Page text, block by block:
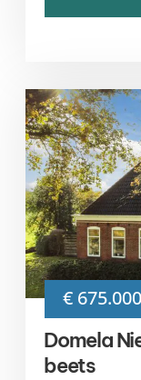
€ 675.000
Domela
beets